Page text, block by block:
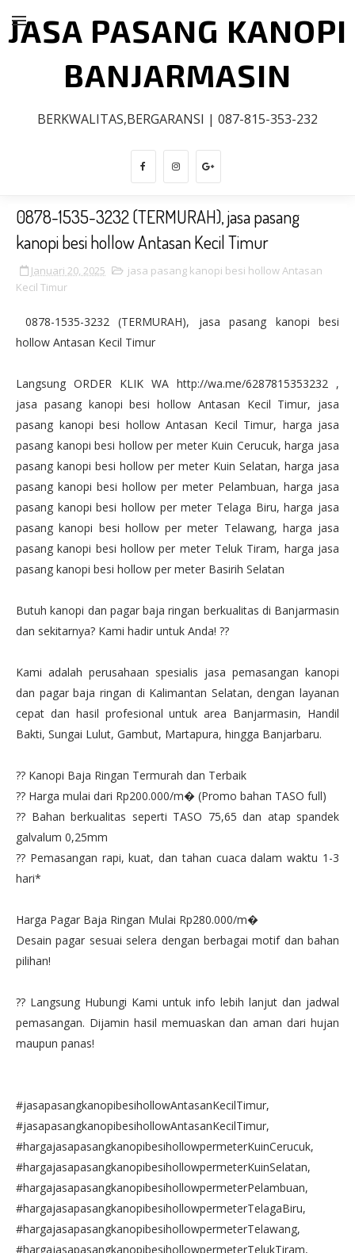
JASA PASANG KANOPI
BANJARMASIN
BERKWALITAS,BERGARANSI | 087-815-353-232
0878-1535-3232 (TERMURAH), jasa pasang
kanopi besi hollow Antasan Kecil Timur
Januari 20, 2025
jasa pasang kanopi besi hollow Antasan
Kecil Timur
0878-1535-3232 (TERMURAH), jasa pasang kanopi besi
hollow Antasan Kecil Timur
Langsung ORDER KLIK WA http://wa.me/6287815353232 ,
jasa pasang kanopi besi hollow Antasan Kecil Timur, jasa
pasang kanopi besi hollow Antasan Kecil Timur, harga jasa
pasang kanopi besi hollow per meter Kuin Cerucuk, harga jasa
pasang kanopi besi hollow per meter Kuin Selatan, harga jasa
pasang kanopi besi hollow per meter Pelambuan, harga jasa
pasang kanopi besi hollow per meter Telaga Biru, harga jasa
pasang kanopi besi hollow per meter Telawang, harga jasa
pasang kanopi besi hollow per meter Teluk Tiram, harga jasa
pasang kanopi besi hollow per meter Basirih Selatan
Butuh kanopi dan pagar baja ringan berkualitas di Banjarmasin
dan sekitarnya? Kami hadir untuk Anda! ??
Kami adalah perusahaan spesialis jasa pemasangan kanopi
dan pagar baja ringan di Kalimantan Selatan, dengan layanan
cepat dan hasil profesional untuk area Banjarmasin, Handil
Bakti, Sungai Lulut, Gambut, Martapura, hingga Banjarbaru.
?? Kanopi Baja Ringan Termurah dan Terbaik
?? Harga mulai dari Rp200.000/m� (Promo bahan TASO full)
?? Bahan berkualitas seperti TASO 75,65 dan atap spandek
galvalum 0,25mm
?? Pemasangan rapi, kuat, dan tahan cuaca dalam waktu 1-3
hari*
Harga Pagar Baja Ringan Mulai Rp280.000/m�
Desain pagar sesuai selera dengan berbagai motif dan bahan
pilihan!
?? Langsung Hubungi Kami untuk info lebih lanjut dan jadwal
pemasangan. Dijamin hasil memuaskan dan aman dari hujan
maupun panas!
#jasapasangkanopibesihollowAntasanKecilTimur,
#jasapasangkanopibesihollowAntasanKecilTimur,
#hargajasapasangkanopibesihollowpermeterKuinCerucuk,
#hargajasapasangkanopibesihollowpermeterKuinSelatan,
#hargajasapasangkanopibesihollowpermeterPelambuan,
#hargajasapasangkanopibesihollowpermeterTelagaBiru,
#hargajasapasangkanopibesihollowpermeterTelawang,
#hargajasapasangkanopibesihollowpermeterTelukTiram,